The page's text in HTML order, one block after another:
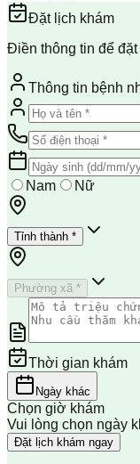
Đặt lịch khám
Điền thông tin để
Thông tin bệnh
Nam Nữ
Tỉnh thành *
Phường xã *
Thời gian khám
Ngày khác
Chọn giờ khám
Vui lòng chọn ngày
Đặt lịch khám ngay